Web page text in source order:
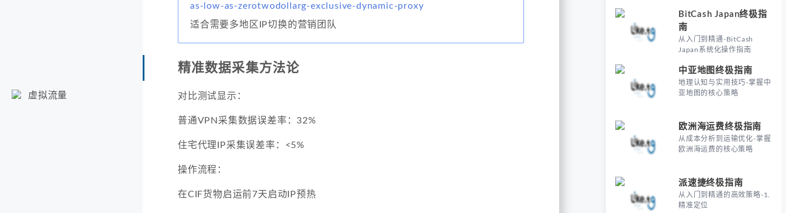
虚拟流量
as-low-as-zerotwodollarg-exclusive-dynamic-proxy
适合需要多地区IP切换的营销团队
精准数据采集方法论
对比测试显示：
普通VPN采集数据误差率：32%
住宅代理IP采集误差率：<5%
操作流程：
在CIF货物启运前7天启动IP预热
BitCash Japan终极指
南
从入门到精通-BitCash
Japan系统化操作指南
中亚地图终极指南
地理认知与实用技巧-掌握中
亚地图的核心策略
欧洲海运费终极指南
从成本分析到运输优化-掌握
欧洲海运费的核心策略
派速捷终极指南
从入门到精通的高效策略-1.
精准定位